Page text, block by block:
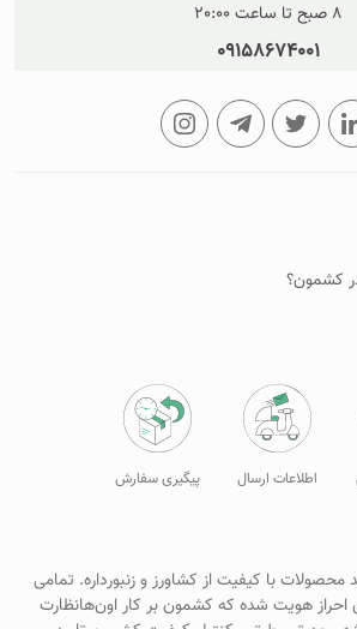
8 صبح تا ساعت 20:00
09158674001
با کیفیت از کشاورز و زنبورداره. تمامی
احراز هویت شده که کشمون بر کار اون‌هانظارت
کشمون؟
اطلاعات ارسال پیگیری سفارش